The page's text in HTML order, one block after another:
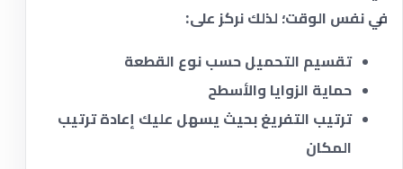
في نفس الوقت؛ لذلك نركز على:
تقسيم التحميل حسب نوع القطعة
حماية الزوايا والأسطح
ترتيب التفريغ بحيث يسهل عليك إعادة ترتيب
المكان